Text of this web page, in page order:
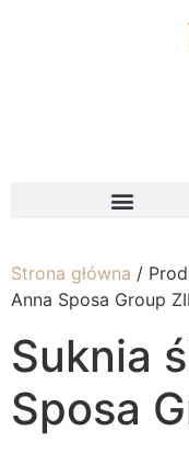
Strona główna /
Anna Sposa Group
Suknia
Sposa